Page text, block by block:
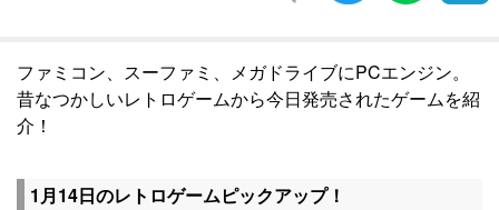
ファミコン、スーファミ、メガドライブにPCエンジン。
昔なつかしいレトロゲームから今日発売されたゲームを紹
介！
1月14日のレトロゲームピックアップ！